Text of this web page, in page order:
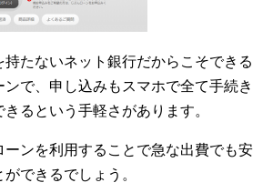
持たないネット銀行だからこそできる
で、申し込みもスマホで全て手続き
るという手軽さがあります。
ーンを利用することで急な出費でも安
できるでしょう。